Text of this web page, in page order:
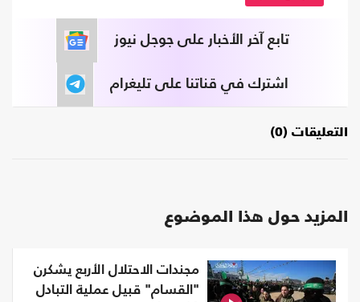
تابع آخر الأخبار على جوجل نيوز
اشترك في قناتنا على تليغرام
التعليقات (0)
المزيد حول هذا الموضوع
مجندات الاحتلال الأربع يشكرن
"القسام" قبيل عملية التبادل